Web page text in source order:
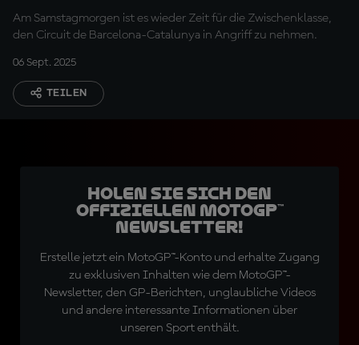
Am Samstagmorgen ist es wieder Zeit für die Zwischenklasse,
den Circuit de Barcelona-Catalunya in Angriff zu nehmen.
06 Sept. 2025
TEILEN
Holen Sie sich den
offiziellen MotoGP™
Newsletter!
Erstelle jetzt ein MotoGP™-Konto und erhalte Zugang
zu exklusiven Inhalten wie dem MotoGP™-
Newsletter, den GP-Berichten, unglaubliche Videos
und andere interessante Informationen über
unseren Sport enthält.